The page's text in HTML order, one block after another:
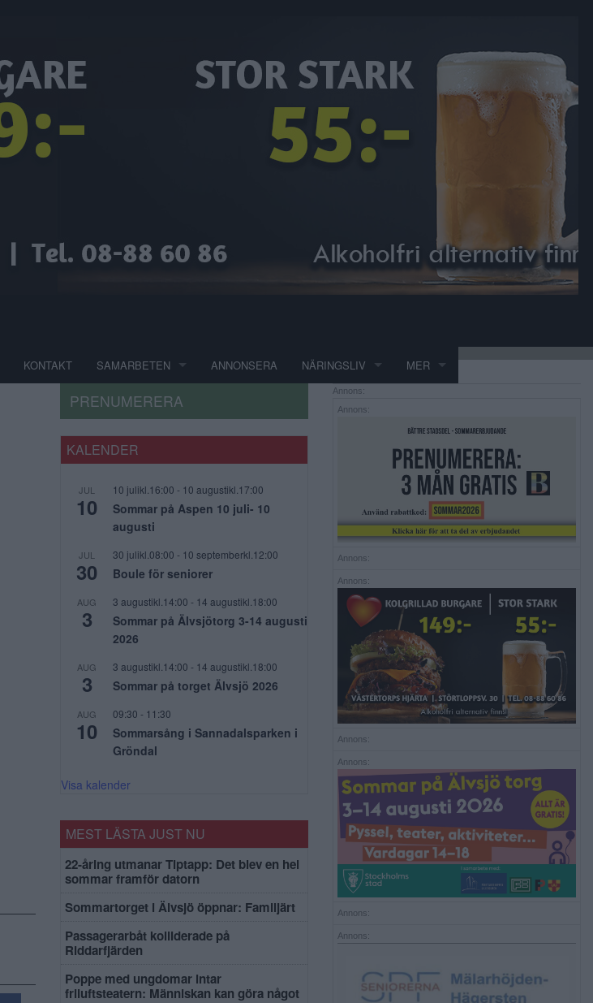
KONTAKT SAMARBETEN ANNONSERA NÄRINGSLIV MER
PRENUMERERA
KALENDER
JUL
10
10 julikl.16:00 - 10 augustikl.17:00
Sommar på Aspen 10 juli- 10
augusti
JUL
30
30 julikl.08:00 - 10 septemberkl.12:00
Boule för seniorer
AUG
3
3 augustikl.14:00 - 14 augustikl.18:00
Sommar på Älvsjötorg 3-14 augusti
2026
AUG
3
3 augustikl.14:00 - 14 augustikl.18:00
Sommar på torget Älvsjö 2026
AUG
10
09:30 - 11:30
Sommarsång i Sannadalsparken i
Gröndal
Visa kalender
MEST LÄSTA JUST NU
22-åring utmanar Tiptapp: Det blev en hel
sommar framför datorn
Sommartorget i Älvsjö öppnar: Familjärt
Passagerarbåt kolliderade på
Riddarfjärden
Poppe med ungdomar intar
friluftsteatern: Människan kan göra något
Annons:
Annons:
Annons:
Annons:
Annons:
Annons:
Annons:
Annons: